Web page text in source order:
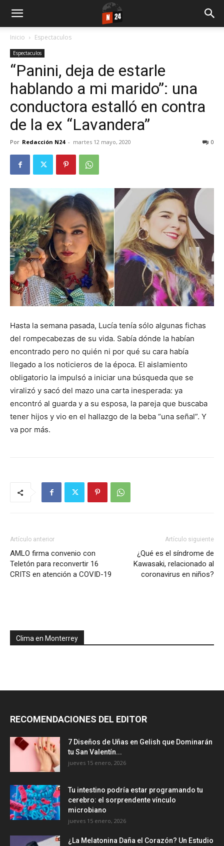
Inicio Espectaculos
Espectaculos
“Panini, deja de estarle
hablando a mi marido”: una
conductora estalló en contra
de la ex “Lavandera”
Por Redacción N24 - martes 12 mayo, 2020 0
Hasta la semana pasada, Lucía tenía sólo algunas fichas
del rompecabezas de su vida. Sabía dónde la habían
encontrado pero no quién ni por qué su cara había
llegado a los noticieros de la época. El aislamiento
obligatorio la impulsó a iniciar una búsqueda que se
viralizó y sacó del mazo una carta inesperada: ya
encontró al guarda y a su esposa, la pareja que buscaba
tener hijos y vio en el hallazgo de la beba “una señal”. Y
va por más.
Artículo anterior
AMLO firma convenio con
Teletón para reconvertir 16
CRITS en atención a COVID-19
Artículo siguiente
¿Qué es el síndrome de
Kawasaki, relacionado al
coronavirus en niños?
Clima en Monterrey
RECOMENDACIONES DEL EDITOR
7 Diseños de Uñas en Gelish que Dominarán
tu San Valentín...
jueves 15 enero, 2026
Tu intestino podría estar programando tu
cerebro: el sorprendente vínculo
microbiano
jueves 15 enero, 2026
¿La Melatonina Daña el Corazón? Un Estudio